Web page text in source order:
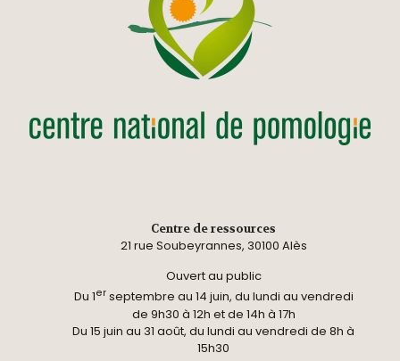
Centre de ressources
21 rue Soubeyrannes, 30100 Alès
Ouvert au public
Du 1erseptembre au 14 juin, du lundi au vendredi
de 9h30 à 12h et de 14h à 17h
Du 15 juin au 31 août, du lundi au vendredi de 8h à
15h30